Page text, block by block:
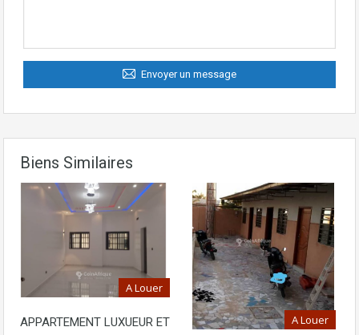
Envoyer un message
Biens Similaires
A Louer
APPARTEMENT LUXUEUR ET
A Louer